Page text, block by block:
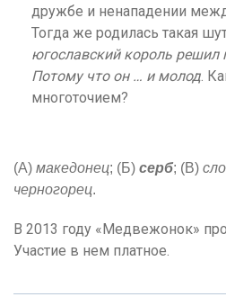
дружбе и ненападении
Тогда же родилась такая
югославский король решил
Потому что он … и молод.
многоточием?
(А) македонец; (Б) серб; (В)
черногорец.
В 2013 году «Медвежонок»
Участие в нем платное.